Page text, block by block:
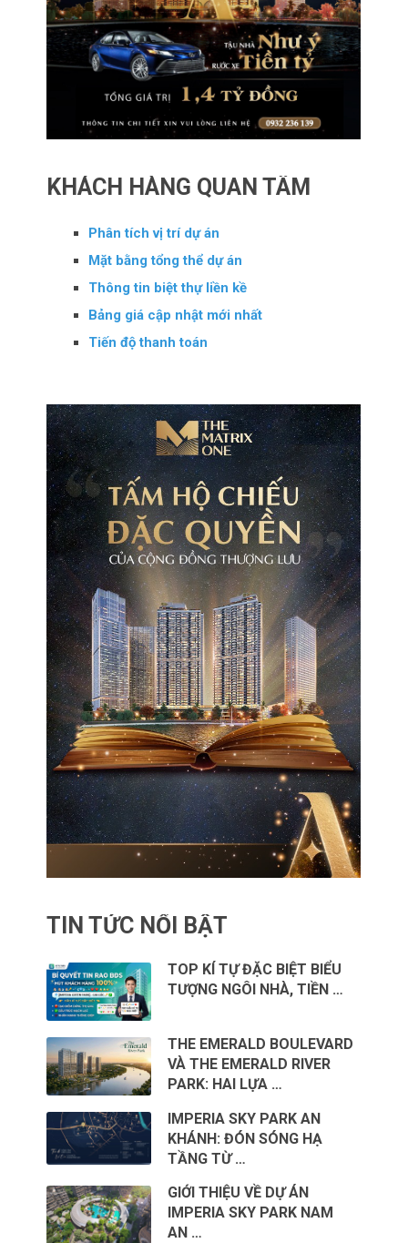
KHÁCH HÀNG QUAN TÂM
Phân tích vị trí dự án
Mặt bằng tổng thể dự án
Thông tin biệt thự liền kề
Bảng giá cập nhật mới nhất
Tiến độ thanh toán
TIN TỨC NỔI BẬT
TOP KÍ TỰ ĐẶC BIỆT BIỂU
TƯỢNG NGÔI NHÀ, TIỀN …
THE EMERALD BOULEVARD
VÀ THE EMERALD RIVER
PARK: HAI LỰA …
IMPERIA SKY PARK AN
KHÁNH: ĐÓN SÓNG HẠ
TẦNG TỪ …
GIỚI THIỆU VỀ DỰ ÁN
IMPERIA SKY PARK NAM
AN …